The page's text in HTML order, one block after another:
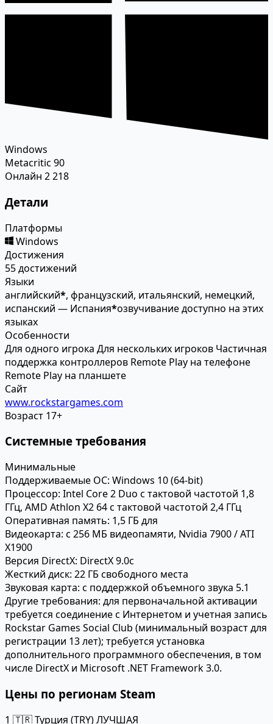
Windows
Metacritic 90
Онлайн 2 218
Детали
Платформы
Windows
Достижения
55 достижений
Языки
английский*, французский, итальянский, немецкий,
испанский — Испания*озвучивание доступно на этих
языках
Особенности
Для одного игрока Для нескольких игроков Частичная
поддержка контроллеров Remote Play на телефоне
Remote Play на планшете
Сайт
www.rockstargames.com
Возраст 17+
Системные требования
Минимальные
Поддерживаемые ОС: Windows 10 (64-bit)
Процессор: Intel Core 2 Duo с тактовой частотой 1,8
ГГц, AMD Athlon X2 64 с тактовой частотой 2,4 ГГц
Оперативная память: 1,5 ГБ для
Видеокарта: с 256 МБ видеопамяти, Nvidia 7900 / ATI
X1900
Версия DirectX: DirectX 9.0c
Жесткий диск: 22 ГБ свободного места
Звуковая карта: с поддержкой объемного звука 5.1
Другие требования: для первоначальной активации
требуется соединение с Интернетом и учетная запись
Rockstar Games Social Club (минимальный возраст для
регистрации 13 лет); требуется установка
дополнительного программного обеспечения, в том
числе DirectX и Microsoft .NET Framework 3.0.
Цены по регионам Steam
1 🇹🇷 Турция (TRY)ЛУЧШАЯ